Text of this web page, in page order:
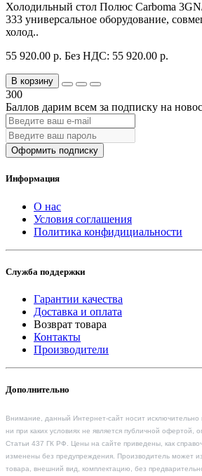
Холодильный стол Полюс Carboma
333 универсальное оборудование,
холод..
55 920.00 р. Без НДС: 55 920.00 р.
В корзину
300
Баллов дарим всем за подписку на
Оформить подписку
Информация
О нас
Условия соглашения
Политика конфидициальности
Служба поддержки
Гарантии качества
Доставка и оплата
Возврат товара
Контакты
Производители
Дополнительно
Внимание, данный Интернет-сайт носит
ни при каких условиях не является публичной офертой,
Статьи 437 ГК РФ. Цены на сайте приведены, как
изменены без предупреждения. Производитель может
товара, внешний вид, комплектацию, без